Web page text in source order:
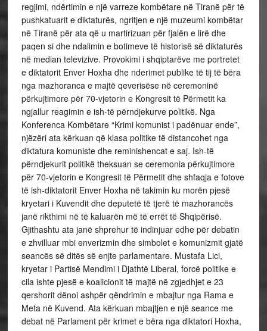
regjimi, ndërtimin e një varreze kombëtare në Tiranë për të
pushkatuarit e diktaturës, ngritjen e një muzeumi kombëtar
në Tiranë për ata që u martirizuan për fjalën e lirë dhe
paqen si dhe ndalimin e botimeve të historisë së diktaturës
në median televizive. Provokimi i shqiptarëve me portretet
e diktatorit Enver Hoxha dhe nderimet publike të tij të bëra
nga mazhoranca e majtë qeverisëse në ceremoninë
përkujtimore për 70-vjetorin e Kongresit të Përmetit ka
ngjallur reagimin e ish-të përndjekurve politikë. Nga
Konferenca Kombëtare “Krimi komunist i padënuar ende”,
njëzëri ata kërkuan që klasa politike të distancohet nga
diktatura komuniste dhe reminishencat e saj. Ish-të
përndjekurit politikë theksuan se ceremonia përkujtimore
për 70-vjetorin e Kongresit të Përmetit dhe shfaqja e fotove
të ish-diktatorit Enver Hoxha në takimin ku morën pjesë
kryetari i Kuvendit dhe deputetë të tjerë të mazhorancës
janë rikthimi në të kaluarën më të errët të Shqipërisë.
Gjithashtu ata janë shprehur të indinjuar edhe për debatin
e zhvilluar mbi enverizmin dhe simbolet e komunizmit gjatë
seancës së ditës së enjte parlamentare. Mustafa Lici,
kryetar i Partisë Mendimi i Djathtë Liberal, forcë politike e
cila ishte pjesë e koalicionit të majtë në zgjedhjet e 23
qershorit dënoi ashpër qëndrimin e mbajtur nga Rama e
Meta në Kuvend. Ata kërkuan mbajtjen e një seance me
debat në Parlament për krimet e bëra nga diktatori Hoxha,